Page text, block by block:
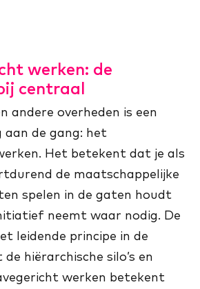
werken: de
centraal
andere overheden is een
aan de gang: het
Het betekent dat je als
de maatschappelijke
spelen in de gaten houdt
neemt waar nodig. De
leidende principe in de
hiërarchische silo’s en
werken betekent